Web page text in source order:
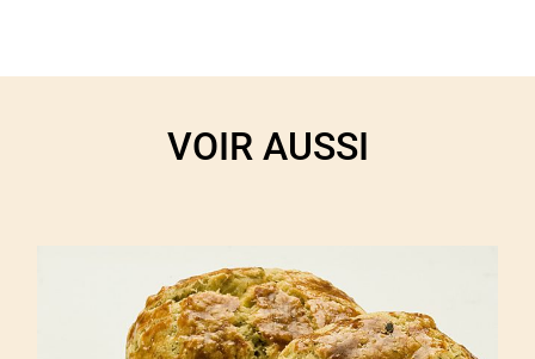
VOIR AUSSI